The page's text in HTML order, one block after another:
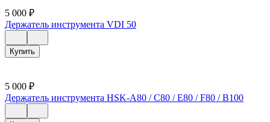
5 000 ₽
Держатель инструмента VDI 50
Купить
5 000 ₽
Держатель инструмента HSK-A80 / C80 / E80 / F80 / B100